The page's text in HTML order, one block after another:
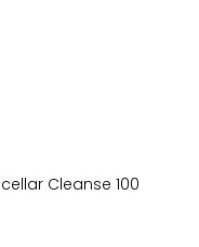
Cleanse 100